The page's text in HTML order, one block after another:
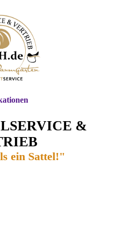
&
ein Sattel!"